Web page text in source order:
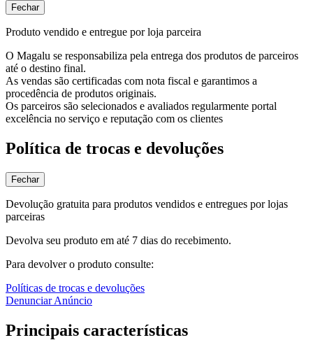
Fechar
Produto vendido e entregue por loja parceira
O Magalu se responsabiliza pela entrega dos produtos de parceiros
até o destino final.
As vendas são certificadas com nota fiscal e garantimos a
procedência de produtos originais.
Os parceiros são selecionados e avaliados regularmente portal
excelência no serviço e reputação com os clientes
Política de trocas e devoluções
Fechar
Devolução gratuita para produtos vendidos e entregues por lojas
parceiras
Devolva seu produto em até 7 dias do recebimento.
Para devolver o produto consulte:
Políticas de trocas e devoluções
Denunciar Anúncio
Principais características